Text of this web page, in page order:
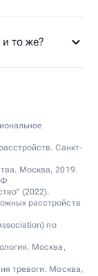
то же?
Санкт-
Москва, 2019.
(2022).
расстройств
по
Москва,
тревоги. Москва,